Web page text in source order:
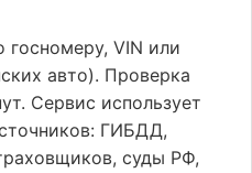
VIN или
авто). Проверка
Сервис использует
ГИБДД,
суды РФ,